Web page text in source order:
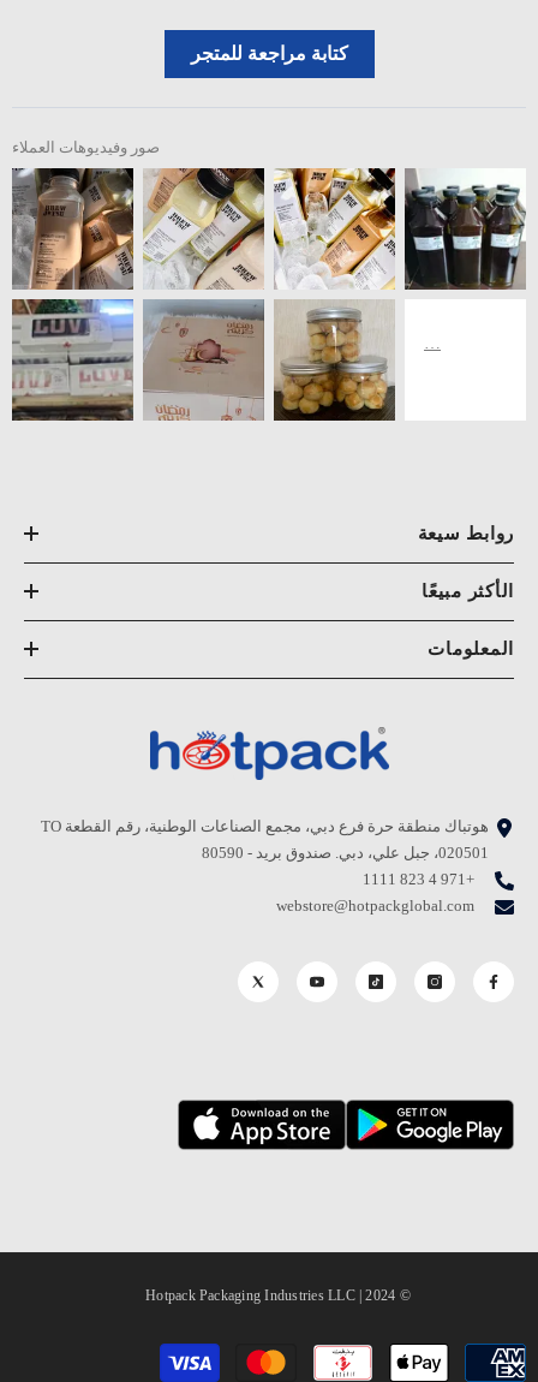
كتابة مراجعة للمتجر
صور وفيديوهات العملاء
روابط سيعة
الأكثر مبيعًا
المعلومات
هوتباك منطقة حرة فرع دبي، مجمع الصناعات الوطنية، رقم القطعة TO
020501، جبل علي، دبي. صندوق بريد - 80590
+971 4 823 1111
webstore@hotpackglobal.com
© 2024 | Hotpack Packaging Industries LLC
طرق
الدفع